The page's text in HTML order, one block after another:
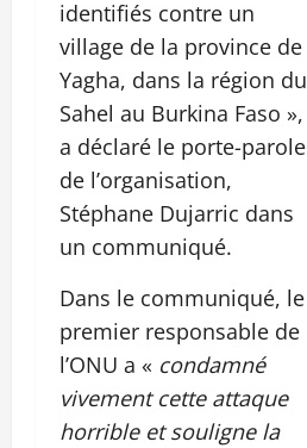
identifiés contre un
village de la province de
Yagha, dans la région du
Sahel au Burkina Faso »,
a déclaré le porte-parole
de l’organisation,
Stéphane Dujarric dans
un communiqué.
Dans le communiqué, le
premier responsable de
l’ONU a « condamné
vivement cette attaque
horrible et souligne la